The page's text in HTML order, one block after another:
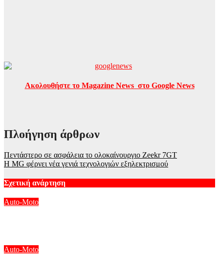
Ακολουθήστε το Magazine News στο Google News
Πλοήγηση άρθρων
Πεντάστερο σε ασφάλεια το ολοκαίνουργιο Zeekr 7GT
Η MG φέρνει νέα γενιά τεχνολογιών εξηλεκτρισμού
Σχετική ανάρτηση
Auto-Moto
Auto-Moto